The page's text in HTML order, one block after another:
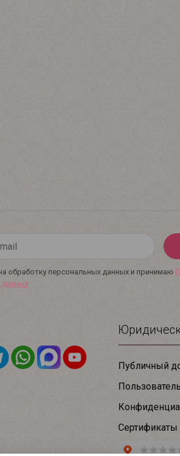
обработку персональных данных и принимаю
данных
Публичный
Сертификаты